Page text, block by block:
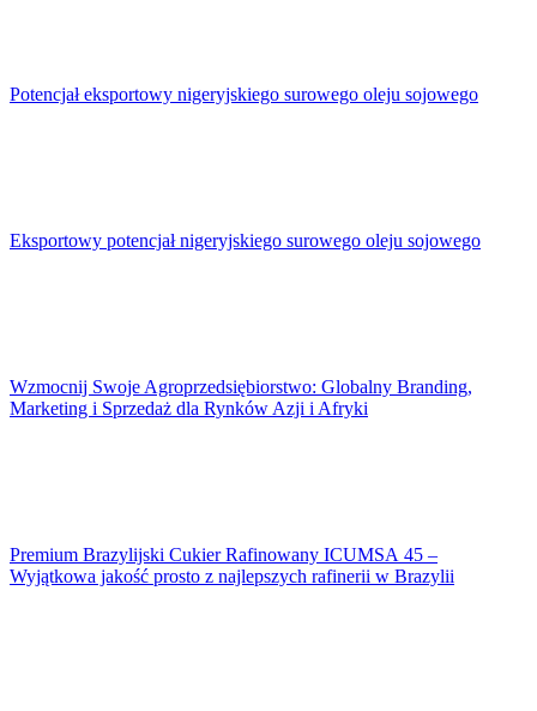
Potencjał eksportowy nigeryjskiego surowego oleju sojowego
Eksportowy potencjał nigeryjskiego surowego oleju sojowego
Wzmocnij Swoje Agroprzedsiębiorstwo: Globalny Branding,
Marketing i Sprzedaż dla Rynków Azji i Afryki
Premium Brazylijski Cukier Rafinowany ICUMSA 45 –
Wyjątkowa jakość prosto z najlepszych rafinerii w Brazylii